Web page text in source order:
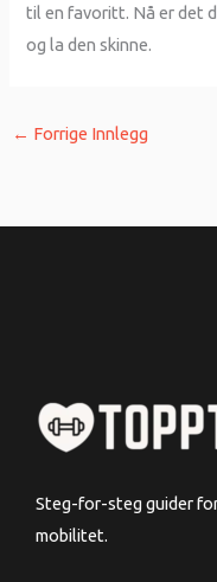
til en favoritt. Nå er det
og la den skinne.
← Forrige Innlegg
Steg-for-steg guider
mobilitet.